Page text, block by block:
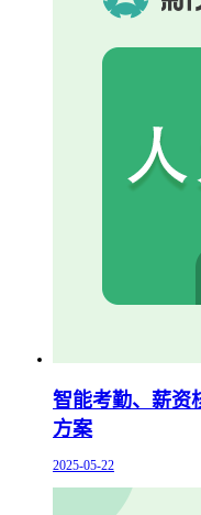
智能考勤、薪资
方案
2025-05-22